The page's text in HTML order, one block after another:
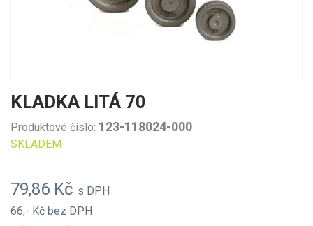
KLADKA LITÁ 70
Produktové číslo: 123-118024-000
SKLADEM
79,86 Kč s DPH
66,- Kč bez DPH